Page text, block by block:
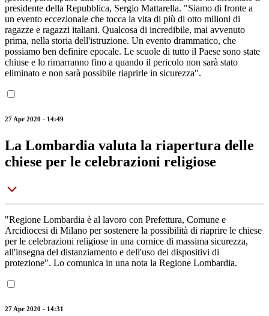
presidente della Repubblica, Sergio Mattarella. "Siamo di fronte a
un evento eccezionale che tocca la vita di più di otto milioni di
ragazze e ragazzi italiani. Qualcosa di incredibile, mai avvenuto
prima, nella storia dell'istruzione. Un evento drammatico, che
possiamo ben definire epocale. Le scuole di tutto il Paese sono state
chiuse e lo rimarranno fino a quando il pericolo non sarà stato
eliminato e non sarà possibile riaprirle in sicurezza".
27 Apr 2020 - 14:49
La Lombardia valuta la riapertura delle
chiese per le celebrazioni religiose
"Regione Lombardia è al lavoro con Prefettura, Comune e
Arcidiocesi di Milano per sostenere la possibilità di riaprire le chiese
per le celebrazioni religiose in una cornice di massima sicurezza,
all'insegna del distanziamento e dell'uso dei dispositivi di
protezione". Lo comunica in una nota la Regione Lombardia.
27 Apr 2020 - 14:31